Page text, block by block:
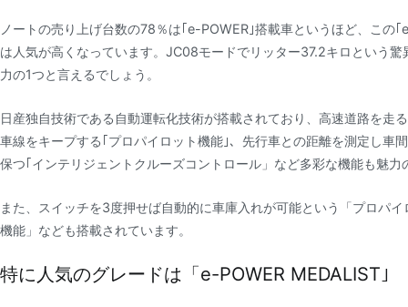
ノートの売り上げ台数の78％は｢e-POWER｣搭載車というほど、この｢
は人気が高くなっています。JC08モードでリッター37.2キロという驚
力の1つと言えるでしょう。
日産独自技術である自動運転化技術が搭載されており、高速道路を走
車線をキープする｢プロパイロット機能｣、先行車との距離を測定し車
保つ｢インテリジェントクルーズコントロール」など多彩な機能も魅力
また、スイッチを3度押せば自動的に車庫入れが可能という「プロパ
機能」なども搭載されています。
特に人気のグレードは「e-POWER MEDALIST｣